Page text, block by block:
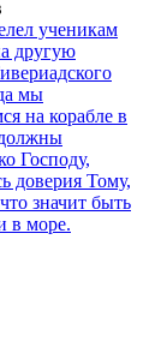
ученикам
другую
мы
на корабле в
Господу,
доверия Тому,
значит быть
в море.